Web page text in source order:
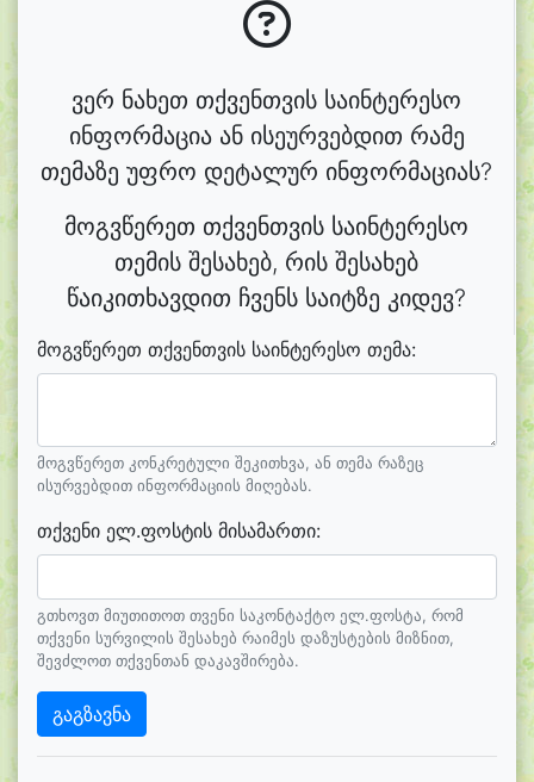
ვერ ნახეთ თქვენთვის საინტერესო
ინფორმაცია ან ისეურვებდით რამე
თემაზე უფრო დეტალურ ინფორმაციას?
მოგვწერეთ თქვენთვის საინტერესო
თემის შესახებ, რის შესახებ
წაიკითხავდით ჩვენს საიტზე კიდევ?
მოგვწერეთ თქვენთვის საინტერესო თემა:
მოგვწერეთ კონკრეტული შეკითხვა, ან თემა რაზეც
ისურვებდით ინფორმაციის მიღებას.
თქვენი ელ.ფოსტის მისამართი:
გთხოვთ მიუთითოთ თვენი საკონტაქტო ელ.ფოსტა, რომ
თქვენი სურვილის შესახებ რაიმეს დაზუსტების მიზნით,
შევძლოთ თქვენთან დაკავშირება.
გაგზავნა